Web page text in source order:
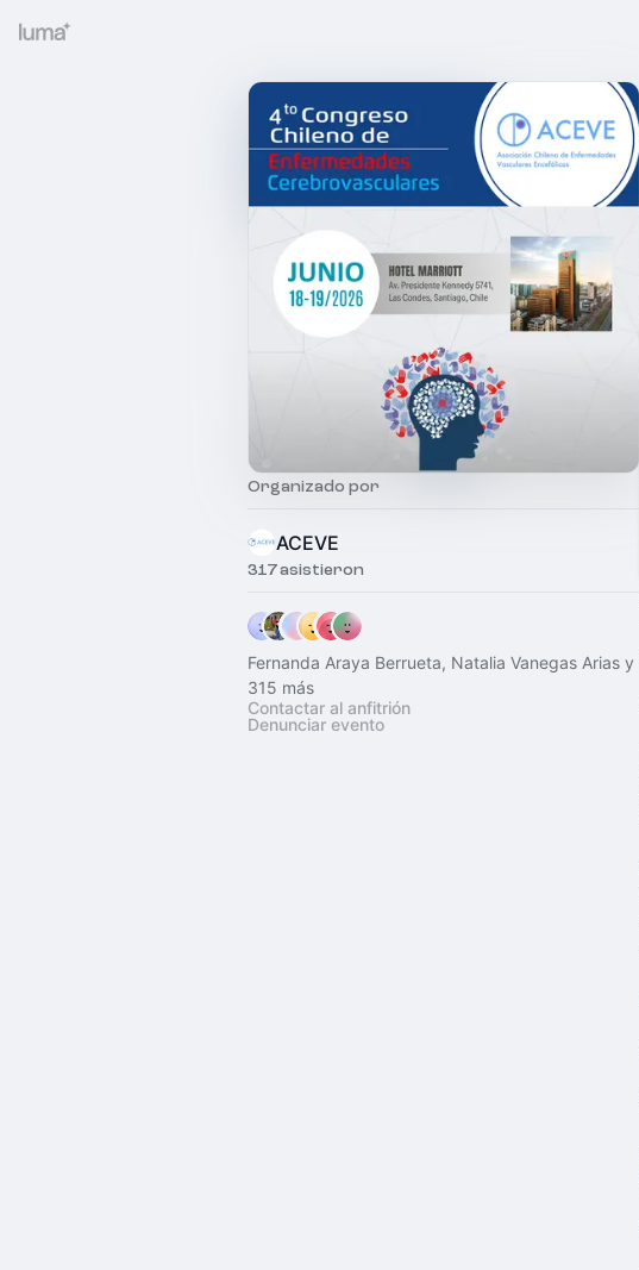
Organizado por
ACEVE
317 asistieron
Fernanda Araya Berrueta, Natalia Vanegas Arias y
315 más
Contactar al anfitrión
Denunciar evento